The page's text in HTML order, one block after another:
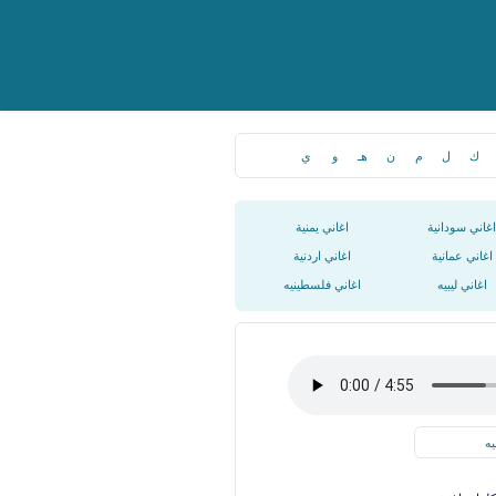
ك ل م ن هـ و ي
اغاني سودانية اغاني يمنية
اغاني عمانية اغاني اردنية
اغاني ليبيه اغاني فلسطينيه